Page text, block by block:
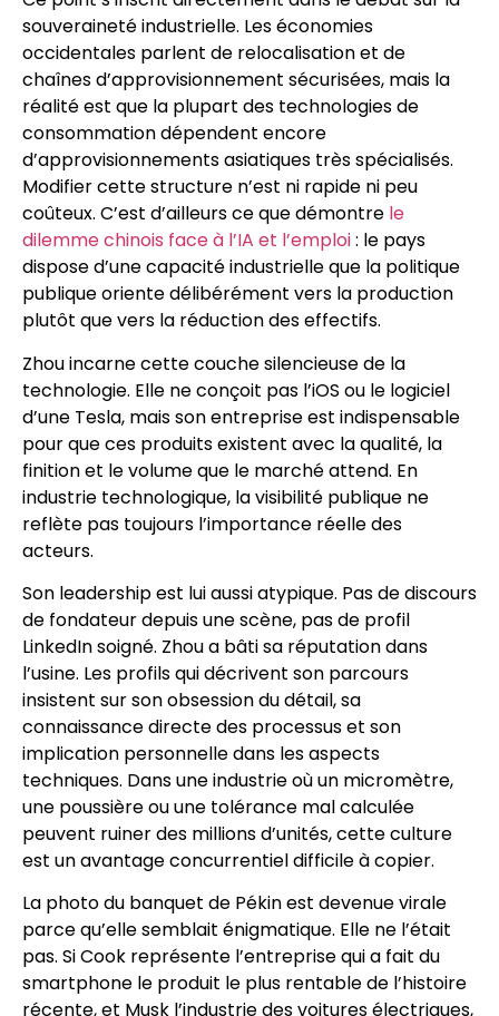
souveraineté industrielle. Les économies
occidentales parlent de relocalisation et de
chaînes d’approvisionnement sécurisées, mais la
réalité est que la plupart des technologies de
consommation dépendent encore
d’approvisionnements asiatiques très spécialisés.
Modifier cette structure n’est ni rapide ni peu
coûteux. C’est d’ailleurs ce que démontre le
dilemme chinois face à l’IA et l’emploi: le pays
dispose d’une capacité industrielle que la politique
publique oriente délibérément vers la production
plutôt que vers la réduction des effectifs.
Zhou incarne cette couche silencieuse de la
technologie. Elle ne conçoit pas l’iOS ou le logiciel
d’une Tesla, mais son entreprise est indispensable
pour que ces produits existent avec la qualité, la
finition et le volume que le marché attend. En
industrie technologique, la visibilité publique ne
reflète pas toujours l’importance réelle des
acteurs.
Son leadership est lui aussi atypique. Pas de discours
de fondateur depuis une scène, pas de profil
LinkedIn soigné. Zhou a bâti sa réputation dans
l’usine. Les profils qui décrivent son parcours
insistent sur son obsession du détail, sa
connaissance directe des processus et son
implication personnelle dans les aspects
techniques. Dans une industrie où un micromètre,
une poussière ou une tolérance mal calculée
peuvent ruiner des millions d’unités, cette culture
est un avantage concurrentiel difficile à copier.
La photo du banquet de Pékin est devenue virale
parce qu’elle semblait énigmatique. Elle ne l’était
pas. Si Cook représente l’entreprise qui a fait du
smartphone le produit le plus rentable de l’histoire
récente, et Musk l’industrie des voitures électriques,